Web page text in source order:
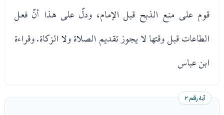
قوم على منع الذبح قبل الإمام، ودلّ على هذا أنّ فعل
الطاعات قبل وقتها لا يجوز تقديم الصلاة ولا الزكاة. وقراءة
ابن عباس
آية رقم ٢